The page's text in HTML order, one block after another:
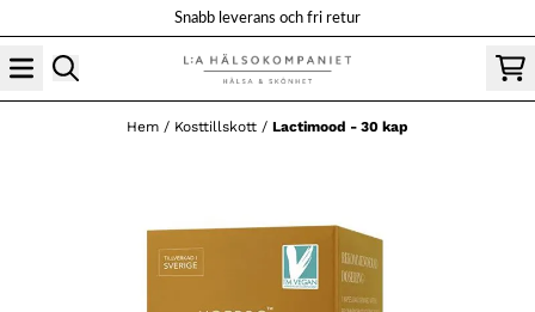
Snabb leverans och fri retur
Hem / Kosttillskott / Lactimood - 30 kap